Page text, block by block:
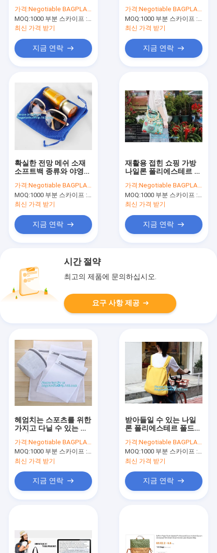
백플라스틱스를 위한 마
술 학교 배낭을 빛나게
합니다
가격:Negotiable BAGPLASTICS@YAHOO.COM
MOQ:1000 부분 스카이프 : 마이데아르닐
최신 가격 받기
지금 연락
여 번쩍이는 금속 조각
배낭 후부 팩, 반짝거림
졸라매는 끈 배낭 블링
가격:Negotiable BAGPLASTICS@YAHOO.COM
MOQ:1000 부분 스카이프 : 마이데아르닐
최신 가격 받기
지금 연락
확실한 전망 메쉬 소재
소프트백 종류와 야영
낭, Soc을 위한 배낭을
드로스트링 스포츠 메쉬
백
가격:Negotiable BAGPLASTICS@YAHOO.COM
MOQ:1000 부분 스카이프 : 마이데아르닐
최신 가격 받기
지금 연락
재활용 접힌 쇼핑 가방
나일론 폴리에스테르 폴
핑 가방, 폴리에스테르
600d 어깨에 메는 백 /
새로운 yiw
가격:Negotiable BAGPLASTICS@YAHOO.COM
MOQ:1000 부분 스카이프 : 마이데아르닐
최신 가격 받기
지금 연락
시간 절약
최고의 제품에 문의하십시오.
요구 사항 제공
헤엄치는 스포츠를 위한
가지고 다닐 수 있는 메
Eco 우호적 맞춘 명백한
졸라매는 끈 메쉬 배낭
가격:Negotiable BAGPLASTICS@YAHOO.COM
MOQ:1000 부분 스카이프 : 마이데아르닐
최신 가격 받기
지금 연락
받아들일 수 있는 나일
론 폴리에스테르 폴드형
폴드형 폴리에스테르 운
반 eco 우호적 쇼핑 양
의 울음 소리를 출력하
기
가격:Negotiable BAGPLASTICS@YAHOO.COM
MOQ:1000 부분 스카이프 : 마이데아르닐
최신 가격 받기
지금 연락